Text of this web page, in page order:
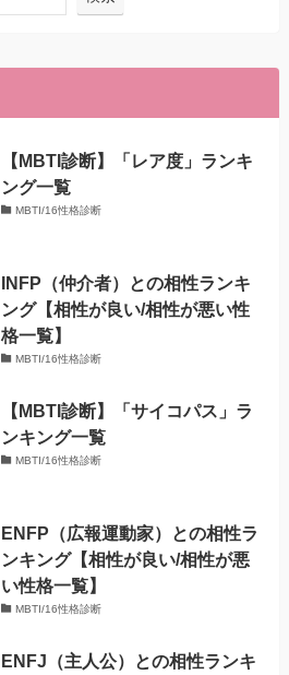
【MBTI診断】「レア度」ランキ
ング一覧
MBTI/16性格診断
INFP（仲介者）との相性ランキ
ング【相性が良い/相性が悪い性
格一覧】
MBTI/16性格診断
【MBTI診断】「サイコパス」ラ
ンキング一覧
MBTI/16性格診断
ENFP（広報運動家）との相性ラ
ンキング【相性が良い/相性が悪
い性格一覧】
MBTI/16性格診断
ENFJ（主人公）との相性ランキ